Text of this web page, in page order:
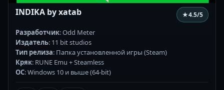
INDIKA by xatab ★4.5/5
Разработчик: Odd Meter
Издатель: 11 bit studios
Тип релиза: Папка установленной игры (Steam)
Кряк: RUNE Emu + Steamless
ОС: Windows 10 и выше (64-bit)